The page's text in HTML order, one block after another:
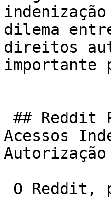
dilema
direitos
importante
Acessos
Autorização